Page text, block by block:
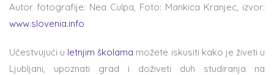
Autor fotografije: Nea Culpa, Foto: Mankica Kranjec, izvor:
www.slovenia.info
Učestvujući u letnjim školama možete iskusiti kako je živeti u
Ljubljani, upoznati grad i doživeti duh studiranja na